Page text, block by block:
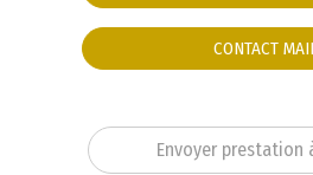
CONTACT
Envoyer prestation